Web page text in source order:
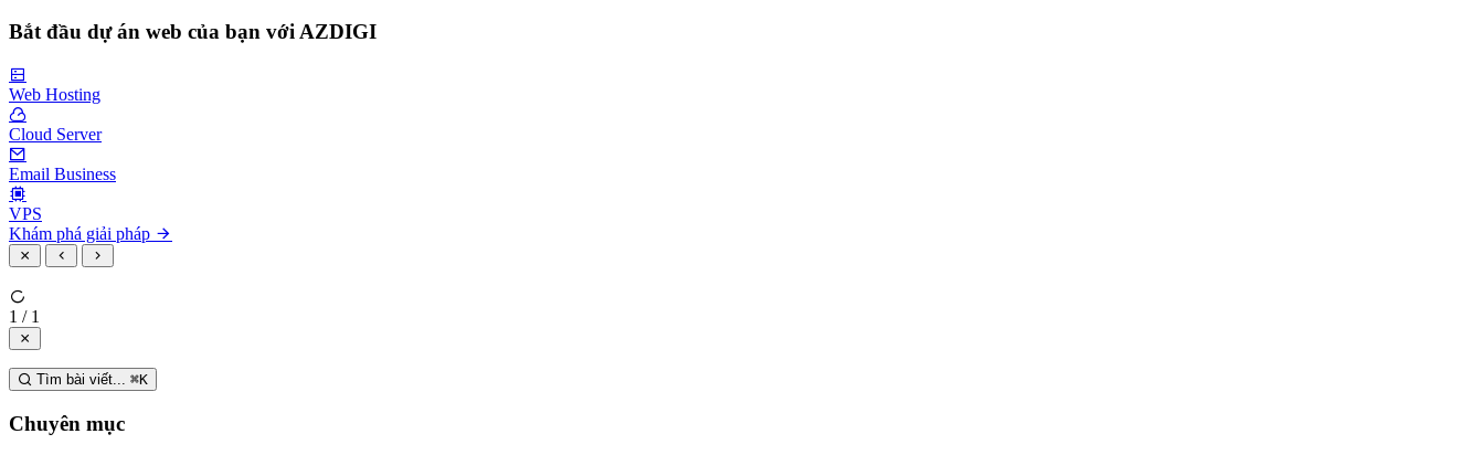
Bắt đầu dự án web của bạn với AZDIGI
Web Hosting
Cloud Server
Email Business
VPS
Khám phá giải pháp
1 / 1
Tìm bài viết... ⌘K
Chuyên mục